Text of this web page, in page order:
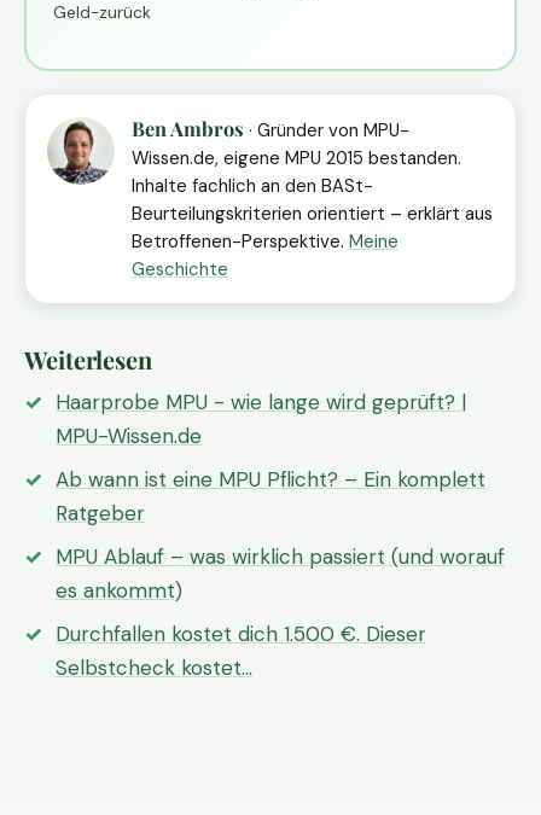
Geld-zurück
Ben Ambros · Gründer von MPU-
Wissen.de, eigene MPU 2015 bestanden.
Inhalte fachlich an den BASt-
Beurteilungskriterien orientiert – erklärt aus
Betroffenen-Perspektive. Meine
Geschichte
Weiterlesen
Haarprobe MPU - wie lange wird geprüft? |
MPU-Wissen.de
Ab wann ist eine MPU Pflicht? – Ein komplett
Ratgeber
MPU Ablauf – was wirklich passiert (und worauf
es ankommt)
Durchfallen kostet dich 1.500 €. Dieser
Selbstcheck kostet…